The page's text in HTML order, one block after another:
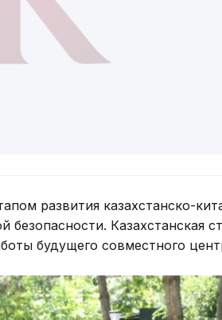
развития казахстанско-
безопасности. Казахстанская
будущего совместного